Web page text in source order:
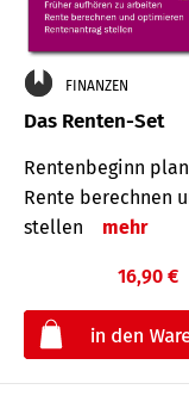
FINANZEN
Das Renten-Set
Rentenbeginn
Rente berechnen
stellen
mehr
16,90 €